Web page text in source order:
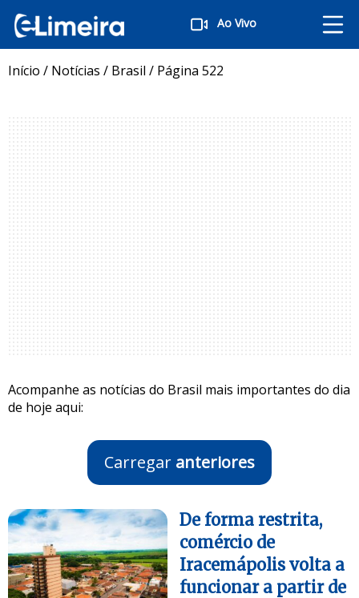
Ao Vivo
Início / Notícias / Brasil / Página 522
Acompanhe as notícias do Brasil mais importantes do dia
de hoje aqui:
Carregar anteriores
De forma restrita,
comércio de
Iracemápolis volta a
funcionar a partir de